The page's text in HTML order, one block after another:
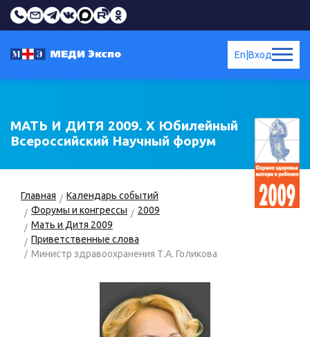
Вход
En
МАТЬ И ДИТЯ 2009. X Юбилейный
Всероссийский Научный форум
Главная
Календарь событий
Форумы и конгрессы
2009
Мать и Дитя 2009
Приветственные слова
Министр здравоохранения Т.А. Голикова